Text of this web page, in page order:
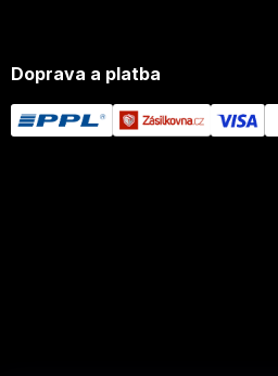
Doprava a platba